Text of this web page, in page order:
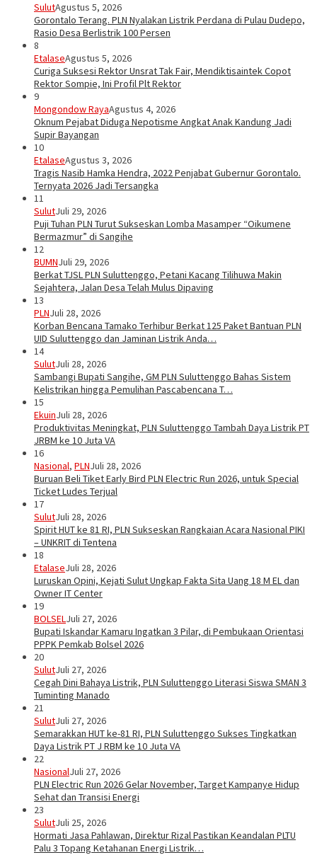
SulutAgustus 5, 2026
Gorontalo Terang. PLN Nyalakan Listrik Perdana di Pulau Dudepo,
Rasio Desa Berlistrik 100 Persen
8
EtalaseAgustus 5, 2026
Curiga Suksesi Rektor Unsrat Tak Fair, Mendiktisaintek Copot
Rektor Sompie, Ini Profil Plt Rektor
9
Mongondow RayaAgustus 4, 2026
Oknum Pejabat Diduga Nepotisme Angkat Anak Kandung Jadi
Supir Bayangan
10
EtalaseAgustus 3, 2026
Tragis Nasib Hamka Hendra, 2022 Penjabat Gubernur Gorontalo.
Ternyata 2026 Jadi Tersangka
11
SulutJuli 29, 2026
Puji Tuhan PLN Turut Sukseskan Lomba Masamper “Oikumene
Bermazmur” di Sangihe
12
BUMNJuli 29, 2026
Berkat TJSL PLN Suluttenggo, Petani Kacang Tilihuwa Makin
Sejahtera, Jalan Desa Telah Mulus Dipaving
13
PLNJuli 28, 2026
Korban Bencana Tamako Terhibur Berkat 125 Paket Bantuan PLN
UID Suluttenggo dan Jaminan Listrik Anda…
14
SulutJuli 28, 2026
Sambangi Bupati Sangihe, GM PLN Suluttenggo Bahas Sistem
Kelistrikan hingga Pemulihan Pascabencana T…
15
EkuinJuli 28, 2026
Produktivitas Meningkat, PLN Suluttenggo Tambah Daya Listrik PT
JRBM ke 10 Juta VA
16
Nasional, PLNJuli 28, 2026
Buruan Beli Tiket Early Bird PLN Electric Run 2026, untuk Special
Ticket Ludes Terjual
17
SulutJuli 28, 2026
Spirit HUT ke 81 RI, PLN Sukseskan Rangkaian Acara Nasional PIKI
– UNKRIT di Tentena
18
EtalaseJuli 28, 2026
Luruskan Opini, Kejati Sulut Ungkap Fakta Sita Uang 18 M EL dan
Owner IT Center
19
BOLSELJuli 27, 2026
Bupati Iskandar Kamaru Ingatkan 3 Pilar, di Pembukaan Orientasi
PPPK Pemkab Bolsel 2026
20
SulutJuli 27, 2026
Cegah Dini Bahaya Listrik, PLN Suluttenggo Literasi Siswa SMAN 3
Tuminting Manado
21
SulutJuli 27, 2026
Semarakkan HUT ke-81 RI, PLN Suluttenggo Sukses Tingkatkan
Daya Listrik PT J RBM ke 10 Juta VA
22
NasionalJuli 27, 2026
PLN Electric Run 2026 Gelar November, Target Kampanye Hidup
Sehat dan Transisi Energi
23
SulutJuli 25, 2026
Hormati Jasa Pahlawan, Direktur Rizal Pastikan Keandalan PLTU
Palu 3 Topang Ketahanan Energi Listrik…